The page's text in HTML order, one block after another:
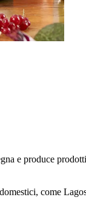
e produce
come